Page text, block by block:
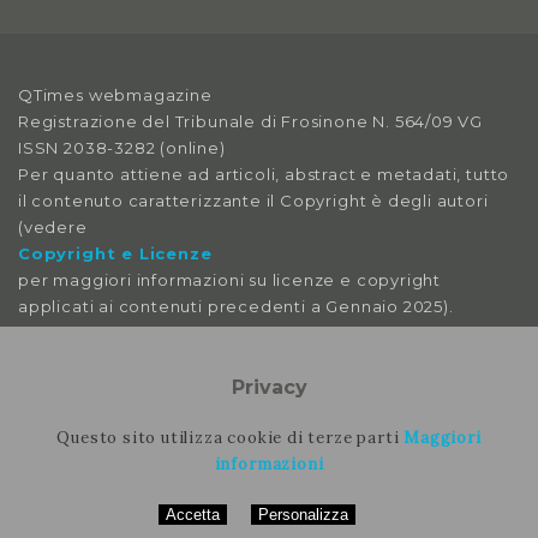
2018
Anno X, Numero 2
2018
Anno X, Numero 1
2018
Anno IX, Numero 4
2017
QTimes webmagazine
Registrazione del Tribunale di Frosinone N. 564/09 VG
ISSN 2038-3282 (online)
Per quanto attiene ad articoli, abstract e metadati, tutto
il contenuto caratterizzante il Copyright è degli autori
(vedere
Copyright e Licenze
per maggiori informazioni su licenze e copyright
applicati ai contenuti precedenti a Gennaio 2025).
splitshire
Per contattare la rimozione contattare il nostro staff
Privacy
Questo sito utilizza cookie di terze partiMaggiori
informazioni
Accetta Personalizza